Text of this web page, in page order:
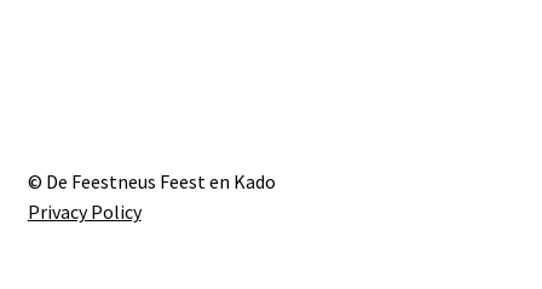
© De Feestneus Feest en Kado
Privacy Policy